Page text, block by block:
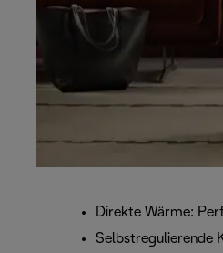
Direkte Wärme:
Selbstregulierende